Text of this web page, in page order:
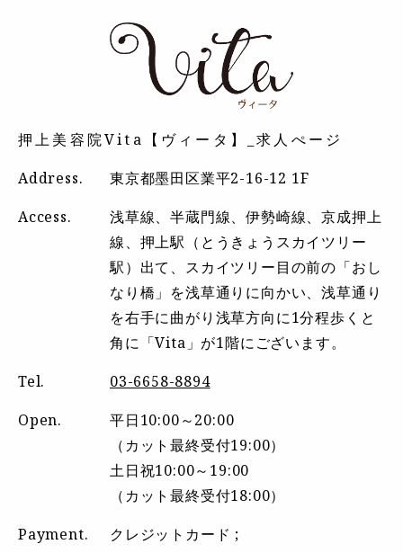
押上美容院Vita【ヴィータ】_求人ぺージ
Address.
東京都墨田区業平2-16-12 1F
Access.
浅草線、半蔵門線、伊勢崎線、京成押上
線、押上駅（とうきょうスカイツリー
駅）出て、スカイツリー目の前の「おし
なり橋」を浅草通りに向かい、浅草通り
を右手に曲がり浅草方向に1分程歩くと
角に「Vita」が1階にございます。
Tel.
03-6658-8894
Open.
平日10:00～20:00
（カット最終受付19:00）
土日祝10:00～19:00
（カット最終受付18:00）
Payment.
クレジットカード ;